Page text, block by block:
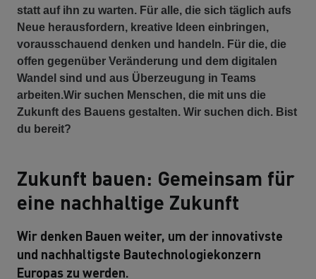
statt auf ihn zu warten. Für alle, die sich täglich aufs
Neue herausfordern, kreative Ideen einbringen,
vorausschauend denken und handeln. Für die, die
offen gegenüber Veränderung und dem digitalen
Wandel sind und aus Überzeugung in Teams
arbeiten.Wir suchen Menschen, die mit uns die
Zukunft des Bauens gestalten. Wir suchen dich. Bist
du bereit?
Zukunft bauen: Gemeinsam für
eine nachhaltige Zukunft
Wir denken Bauen weiter, um der innovativste
und nachhaltigste Bautechnologiekonzern
Europas zu werden.